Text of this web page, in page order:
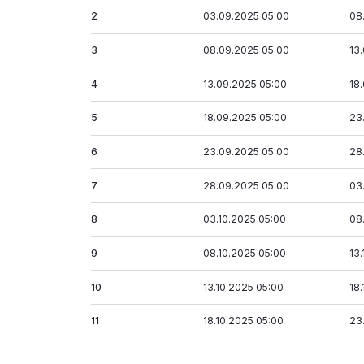
2 03.09.2025 05:00
3 08.09.2025 05:00
4 13.09.2025 05:00
5 18.09.2025 05:00
6 23.09.2025 05:00
7 28.09.2025 05:00
8 03.10.2025 05:00
9 08.10.2025 05:00
10 13.10.2025 05:00
11 18.10.2025 05:00